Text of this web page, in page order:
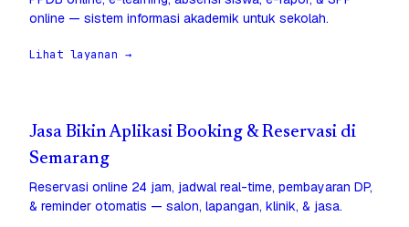
online — sistem informasi akademik untuk sekolah.
Lihat layanan →
Jasa Bikin Aplikasi Booking & Reservasi di
Semarang
Reservasi online 24 jam, jadwal real-time, pembayaran DP,
& reminder otomatis — salon, lapangan, klinik, & jasa.